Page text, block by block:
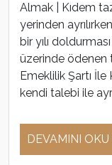
Almak | Kıdem
yerinden
bir yılı
üzerinde ödenen
Emeklilik Şartı
kendi talebi ile
DEVAMINI OKU